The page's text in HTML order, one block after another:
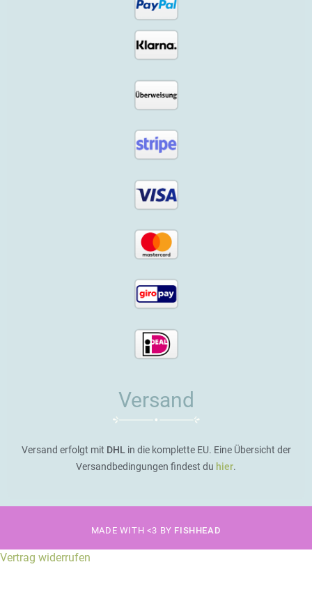
Versand
Versand erfolgt mit DHLin die komplette EU. Eine Übersicht der
Versandbedingungen findest du hier.
MADE WITH <3 BY FISHHEAD
Vertrag widerrufen